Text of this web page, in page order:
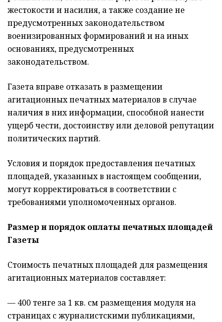
жестокости и насилия, а также создание не
предусмотренных законодательством
военизированных формирований и на иных
основаниях, предусмотренных
законодательством.
Газета вправе отказать в размещении
агитационных печатных материалов в случае
наличия в них информации, способной нанести
ущерб чести, достоинству или деловой репутации
политических партий.
Условия и порядок предоставления печатных
площадей, указанных в настоящем сообщении,
могут корректироваться в соответствии с
требованиями уполномоченных органов.
Размер и порядок оплаты печатных площадей
Газеты
Стоимость печатных площадей для размещения
агитационных материалов составляет:
— 400 тенге за 1 кв. см размещения модуля на
страницах с журналистскими публикациями,